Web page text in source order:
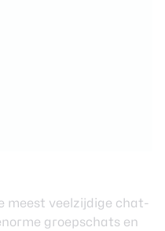
meest veelzijdige chat-
groepschats en